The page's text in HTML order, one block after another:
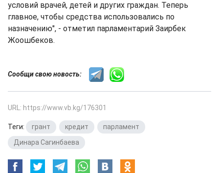
условий врачей, детей и других граждан. Теперь
главное, чтобы средства использовались по
назначению", - отметил парламентарий Заирбек
Жоошбеков.
Сообщи свою новость:
URL: https://www.vb.kg/176301
Теги: грант кредит парламент
Динара Сагинбаева